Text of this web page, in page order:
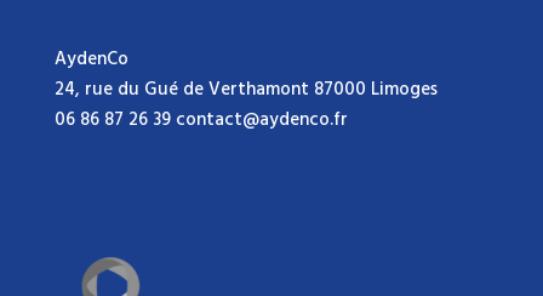
AydenCo
24, rue du Gué de Verthamont 87000 Limoges
06 86 87 26 39 contact@aydenco.fr